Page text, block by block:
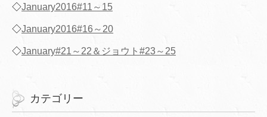
◇January2016#11～15
◇January2016#16～20
◇January#21～22＆ジョウト#23～25
カテゴリー